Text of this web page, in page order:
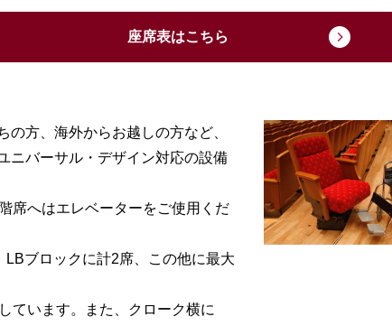
座席表はこちら
方、海外からお越しの方など、
ニバーサル・デザイン対応の設備
席へはエレベーターをご使用くだ
ブロックに計2席、この他に最大
ています。また、クローク横に